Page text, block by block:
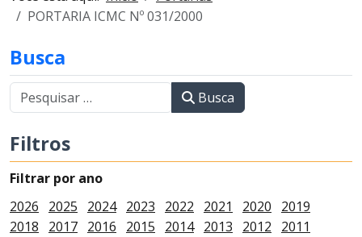
PORTARIA ICMC Nº 031/2000
Busca
Busca
Filtros
Filtrar por ano
2026
2025 2024 2023 2022 2021 2020
2019
2018
2017 2016 2015 2014 2013 2012 2011